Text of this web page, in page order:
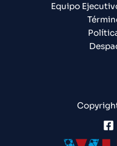
Equipo